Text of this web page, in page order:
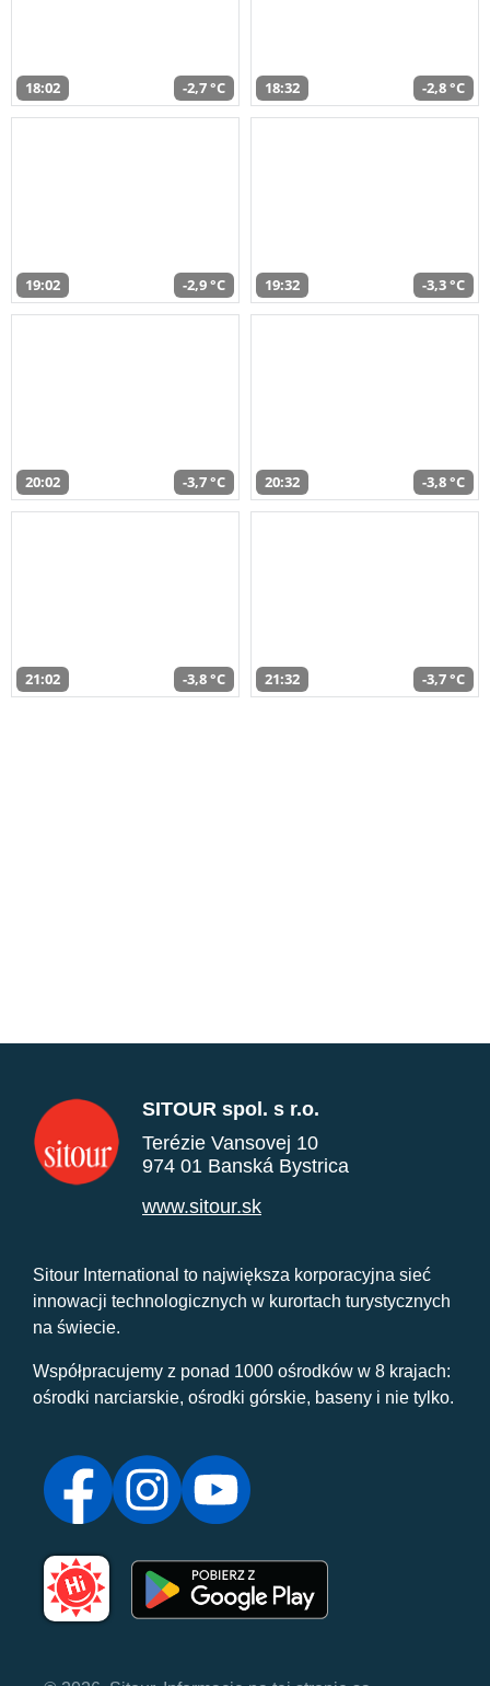
18:02 -2,7 °C 18:32 -2,8 °C
19:02 -2,9 °C 19:32 -3,3 °C
20:02 -3,7 °C 20:32 -3,8 °C
21:02 -3,8 °C 21:32 -3,7 °C
SITOUR spol. s r.o.
Terézie Vansovej 10
974 01 Banská Bystrica
www.sitour.sk
Sitour International to największa korporacyjna sieć
innowacji technologicznych w kurortach turystycznych
na świecie.
Współpracujemy z ponad 1000 ośrodków w 8 krajach:
ośrodki narciarskie, ośrodki górskie, baseny i nie tylko.